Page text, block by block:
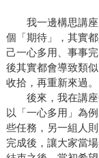
我一邊構思講座
個「期待」，其實
己一心多用、事事
後其實都會導致類
收拾，再重新來過。
後來，我在講座
以「一心多用」為
些任務，另一組人
完成後，讓大家當